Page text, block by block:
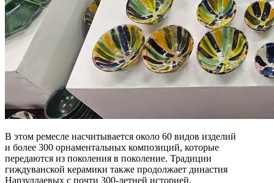
В этом ремесле насчитывается около 60 видов изделий
и более 300 орнаментальных композиций, которые
передаются из поколения в поколение. Традиции
гиждуванской керамики также продолжает династия
Нарзуллаевых с почти 300-летней историей.